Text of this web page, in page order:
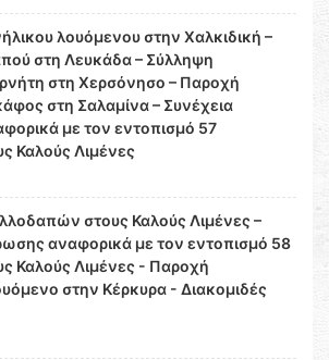
λουόμενου στην Χαλκιδική –
στη Λευκάδα – Σύλληψη
στη Χερσόνησο – Παροχή
στη Σαλαμίνα – Συνέχεια
με τον εντοπισμό 57
Καλούς Λιμένες
στους Καλούς Λιμένες –
αναφορικά με τον εντοπισμό 58
Καλούς Λιμένες - Παροχή
στην Κέρκυρα - Διακομιδές